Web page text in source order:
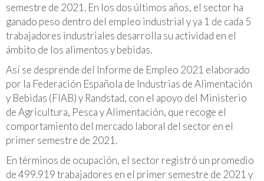
semestre de 2021. En los dos últimos años, el sector ha
ganado peso dentro del empleo industrial y ya 1 de cada 5
trabajadores industriales desarrolla su actividad en el
ámbito de los alimentos y bebidas.
Así se desprende del Informe de Empleo 2021 elaborado
por la Federación Española de Industrias de Alimentación
y Bebidas (FIAB) y Randstad, con el apoyo del Ministerio
de Agricultura, Pesca y Alimentación, que recoge el
comportamiento del mercado laboral del sector en el
primer semestre de 2021.
En términos de ocupación, el sector registró un promedio
de 499.919 trabajadores en el primer semestre de 2021 y